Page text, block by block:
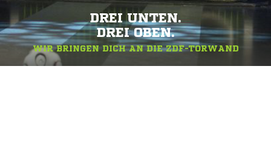
DREI UNTEN.
DREI OBEN.
WIR BRINGEN DICH AN DIE ZDF-TORWAND